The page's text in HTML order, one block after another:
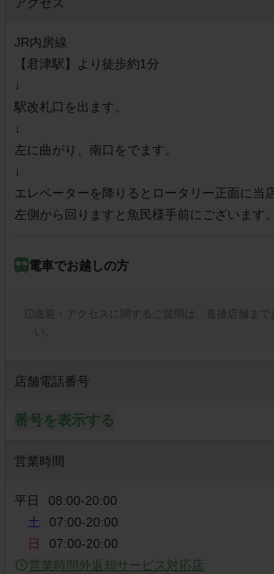
アクセス
JR内房線
【君津駅】より徒歩約1分
↓
駅改札口を出ます。
↓
左に曲がり、南口をでます。
↓
エレベーターを降りるとロータリー正面に当
電車でお越しの方
ＪＲ内房線君津駅より徒歩1分
駅改札口を出ます
左に曲がり、「南口」をでます
↓
エレベーターを降りるとロータリー正
す
左側から回りますと魚民様手前にござ
送迎・アクセスに関するご質問は、直接店舗ま
い。
店舗電話番号
番号を表示する
営業時間
平日 08:00-20:00
土
07:00-20:00
日
07:00-20:00
営業時間外返却サービス対応店